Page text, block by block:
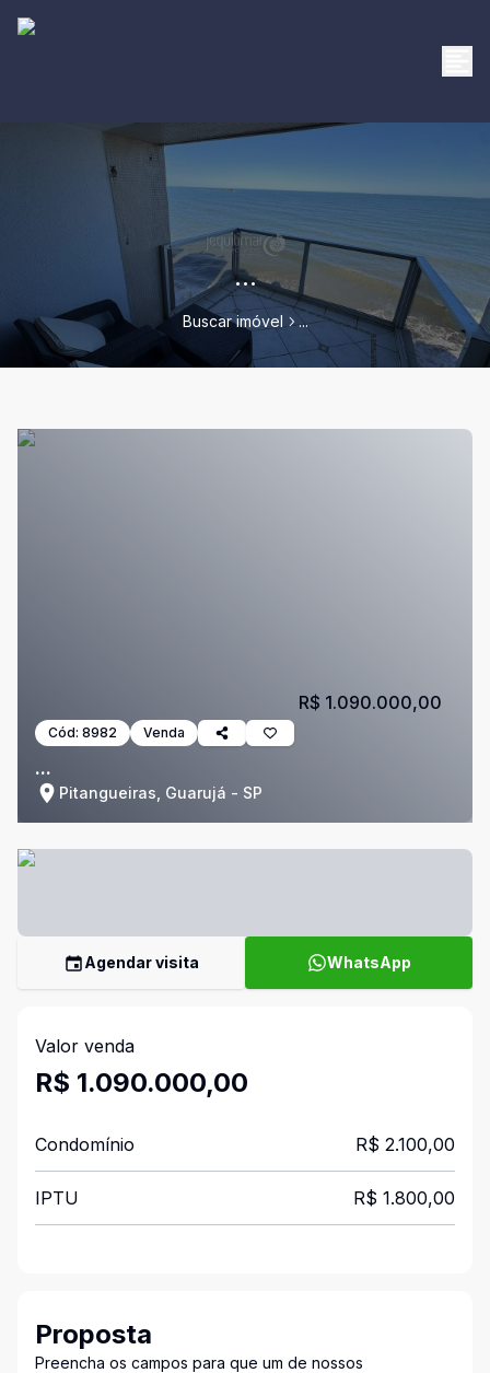
...
Buscar imóvel ...
Cód: 8982 Venda
...
Pitangueiras, Guarujá - SP
R$ 1.090.000,00
Agendar visita WhatsApp
Valor venda
R$ 1.090.000,00
Condomínio R$ 2.100,00
IPTU R$ 1.800,00
Proposta
Preencha os campos para que um de nossos